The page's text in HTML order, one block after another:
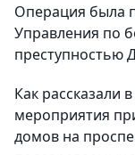
Операция была
Управления по
преступностью
Как рассказали
мероприятия
домов на